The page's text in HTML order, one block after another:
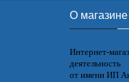
О магазине
Интернет-
деятельность
от имени ИП